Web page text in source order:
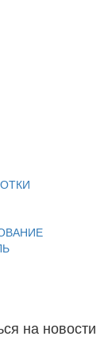
на новости